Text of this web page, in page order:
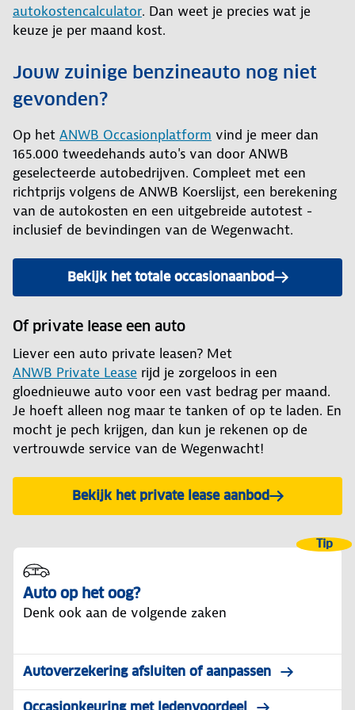
autokostencalculator. Dan weet je precies wat je
keuze je per maand kost.
Jouw zuinige benzineauto nog niet
gevonden?
Op het ANWB Occasionplatform vind je meer dan
165.000 tweedehands auto's van door ANWB
geselecteerde autobedrijven. Compleet met een
richtprijs volgens de ANWB Koerslijst, een berekening
van de autokosten en een uitgebreide autotest -
inclusief de bevindingen van de Wegenwacht.
Bekijk het totale occasionaanbod
Of private lease een auto
Liever een auto private leasen? Met
ANWB Private Lease rijd je zorgeloos in een
gloednieuwe auto voor een vast bedrag per maand.
Je hoeft alleen nog maar te tanken of op te laden. En
mocht je pech krijgen, dan kun je rekenen op de
vertrouwde service van de Wegenwacht!
Bekijk het private lease aanbod
Tip
Auto op het oog?
Denk ook aan de volgende zaken
Autoverzekering afsluiten of aanpassen